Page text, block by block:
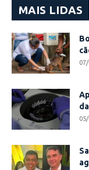
MAIS LIDAS